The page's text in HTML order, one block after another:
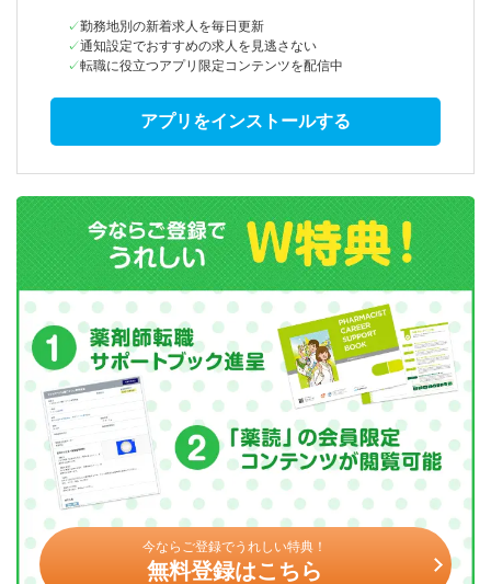
勤務地別の新着求人を毎日更新
通知設定でおすすめの求人を見逃さない
転職に役立つアプリ限定コンテンツを配信中
アプリをインストールする
今ならご登録でうれしい特典！
無料登録はこちら